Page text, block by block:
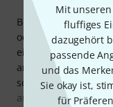
Mit
fluffiges
dazugehört
passende
und das
Sie okay ist,
für
Beim auspacken
oder ist sie einfach
einem Guss. Das
anderen Ukulelen.
schnell und einfach
angenehm spielen